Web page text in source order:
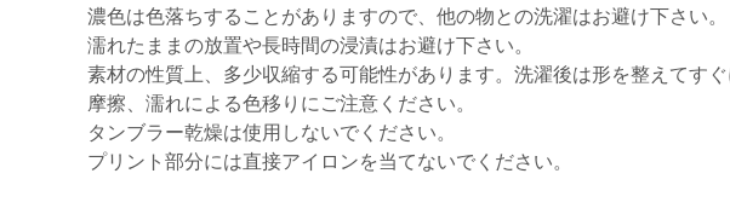
濃色は色落ちすることがありますので、他の物との洗濯はお避け下さい。
濡れたままの放置や長時間の浸漬はお避け下さい。
素材の性質上、多少収縮する可能性があります。洗濯後は形を整えてすぐ
摩擦、濡れによる色移りにご注意ください。
タンブラー乾燥は使用しないでください。
プリント部分には直接アイロンを当てないでください。